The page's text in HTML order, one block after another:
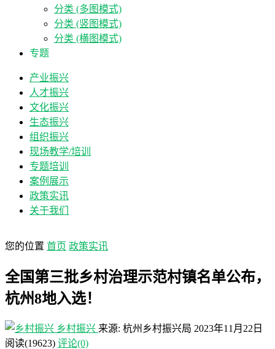
分类 (多图模式)
分类 (竖图模式)
分类 (横图模式)
专题
产业振兴
人才振兴
文化振兴
生态振兴
组织振兴
现场教学/培训
专题培训
案例展示
政策实讯
关于我们
您的位置 首页 政策实讯
全国第三批乡村治理示范村镇名单公布，
杭州8地入选！
乡村振兴 来源: 杭州乡村振兴局 2023年11月22日
阅读(19623) 评论(0)